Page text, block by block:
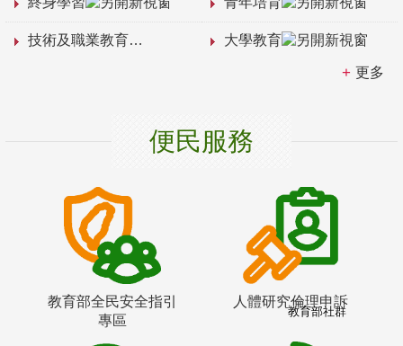
技術及職業教育 大學教育
更多
便民服務
教育部全民安全指引
專區
人體研究倫理申訴
教育部社群